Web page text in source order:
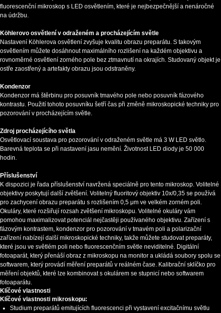
fluorescenční mikroskop s LED osvětlením, které je nejbezpečnější a nenáročné
na údržbu.
Köhlerovo osvětlení v odraženém a procházejícím světle
Nastavení Köhlerova osvětlení zvyšuje kvalitu obrazu preparátu. S takovým
osvětlením můžete dosáhnout maximálního rozlišení na každém objektivu a
rovnoměrné osvětlení zorného pole bez ztmavnutí na okrajích. Studovaný objekt je
ostře zaostřený a artefakty obrazu jsou odstraněny.
Kondenzor
Kondenzor má štěrbinu pro posuvník tmavého pole nebo posuvník fázového
kontrastu. Použití tohoto posuvníku šetří čas při změně mikroskopické techniky pro
pozorování v procházejícím světle.
Zdroj procházejícího světla
Osvětlovací soustava pro pozorování v odraženém světle má 3 W LED světlo.
Barevná teplota se při nastavení jasu nemění. Životnost LED diody je 50 000
hodin.
Příslušenství
K dispozici je řada příslušenství navržená speciálně pro tento mikroskop. Volitelné
objektivy poskytují další zvětšení. Volitelný fluoritový objektiv 10x/0,35 se používá
pro zachycení obrazu preparátu s rozlišením 0,5 μm ve velkém zorném poli.
Okuláry, které rozšiřují rozsah zvětšení mikroskopu. Volitelné okuláry vám
pomohou maximalizovat potenciál nejčastěji používaného objektivu. Zařízení s
fázovým kontrastem, kondenzor pro pozorování v tmavém poli a polarizační
zařízení nabízejí další mikroskopické techniky, takže můžete studovat preparáty,
které jsou ve světlém poli nebo fluorescenčním světle neviditelné. Digitální
fotoaparát, který přenáší obraz z mikroskopu na monitor a ukládá soubory spolu se
softwarem, který provádí měření preparátů v reálném čase. Kalibrační sklíčko pro
měření objektů, které lze kombinovat s okulárem se stupnicí nebo softwarem
fotoaparátu.
Klíčové vlastnosti
Klíčové vlastnosti mikroskopu:
Studium preparátů emitujících fluorescenci při vystavení excitačnímu světlu